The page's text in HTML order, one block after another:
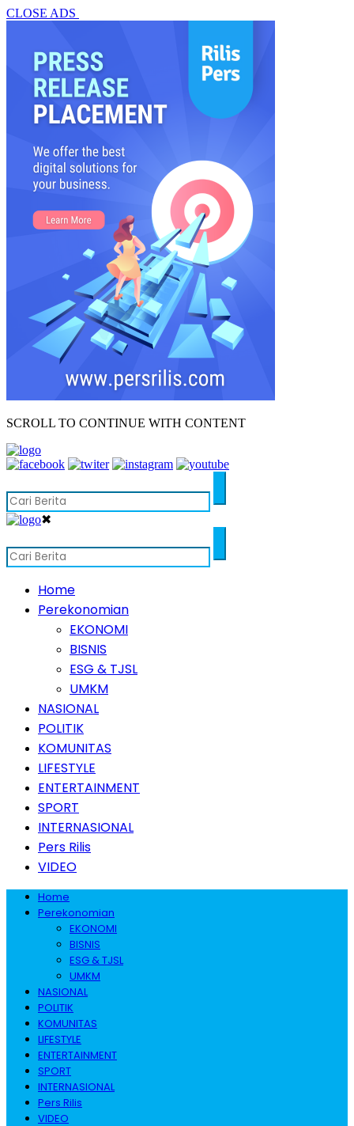
CLOSE ADS
SCROLL TO CONTINUE WITH CONTENT
✖
Home
Perekonomian
EKONOMI
BISNIS
ESG & TJSL
UMKM
NASIONAL
POLITIK
KOMUNITAS
LIFESTYLE
ENTERTAINMENT
SPORT
INTERNASIONAL
Pers Rilis
VIDEO
Home
Perekonomian
EKONOMI
BISNIS
ESG & TJSL
UMKM
NASIONAL
POLITIK
KOMUNITAS
LIFESTYLE
ENTERTAINMENT
SPORT
INTERNASIONAL
Pers Rilis
VIDEO